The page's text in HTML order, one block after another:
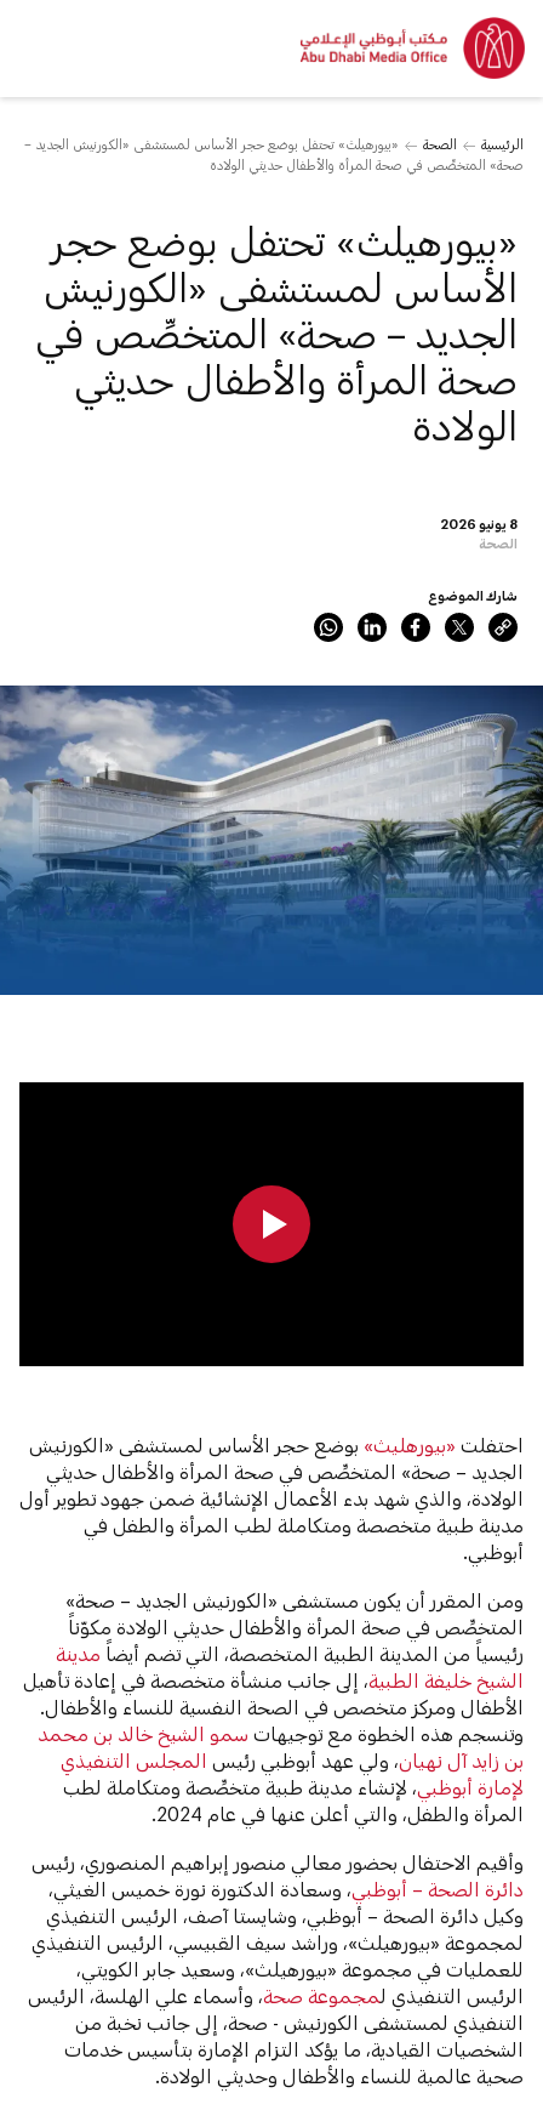
الرئيسية الصحة
«بيورهيلث» تحتفل بوضع حجر الأساس لمستشفى «الكورنيش الجديد –
صحة» المتخصِّص في صحة المرأة والأطفال حديثي الولادة
8 يونيو 2026
الصحة
«بيورهيلث» تحتفل بوضع حجر
الأساس لمستشفى «الكورنيش
الجديد – صحة» المتخصِّص في
صحة المرأة والأطفال حديثي
الولادة
شارك الموضوع
احتفلت«بيورهليث»بوضع حجر الأساس لمستشفى «الكورنيش
الجديد – صحة» المتخصِّص في صحة المرأة والأطفال حديثي
الولادة، والذي شهد بدء الأعمال الإنشائية ضمن جهود تطوير أول
مدينة طبية متخصصة ومتكاملة لطب المرأة والطفل في
أبوظبي.
ومن المقرر أن يكون مستشفى «الكورنيش الجديد – صحة»
المتخصِّص في صحة المرأة والأطفال حديثي الولادة مكوّناً
رئيسياً من المدينة الطبية المتخصصة، التي تضم أيضاً مدينة
الشيخ خليفة الطبية، إلى جانب منشأة متخصصة في إعادة تأهيل
الأطفال ومركز متخصص في الصحة النفسية للنساء والأطفال.
وتنسجم هذه الخطوة مع توجيهاتسمو الشيخ خالد بن محمد
بن زايد آل نهيان، ولي عهد أبوظبي رئيسالمجلس التنفيذي
لإمارة أبوظبي ، لإنشاء مدينة طبية متخصِّصة ومتكاملة لطب
المرأة والطفل، والتي أعلن عنها في عام 2024.
وأقيم الاحتفال بحضور معالي منصور إبراهيم المنصوري، رئيس
دائرة الصحة – أبوظبي ، وسعادة الدكتورة نورة خميس الغيثي،
وكيل دائرة الصحة – أبوظبي، وشايستا آصف، الرئيس التنفيذي
لمجموعة «بيورهيلث»، وراشد سيف القبيسي، الرئيس التنفيذي
للعمليات في مجموعة «بيورهيلث»، وسعيد جابر الكويتي،
الرئيس التنفيذي ل مجموعة صحة، وأسماء علي الهلسة، الرئيس
التنفيذي لمستشفى الكورنيش - صحة، إلى جانب نخبة من
الشخصيات القيادية، ما يؤكد التزام الإمارة بتأسيس خدمات
صحية عالمية للنساء والأطفال وحديثي الولادة.